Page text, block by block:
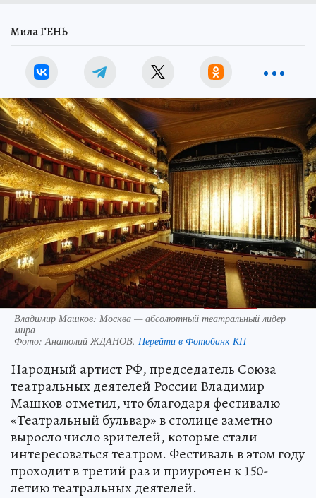
Мила ГЕНЬ
Владимир Машков: Москва — абсолютный театральный лидер
мира
Фото: Анатолий ЖДАНОВ. Перейти в Фотобанк КП
Народный артист РФ, председатель Союза
театральных деятелей России Владимир
Машков отметил, что благодаря фестивалю
«Театральный бульвар» в столице заметно
выросло число зрителей, которые стали
интересоваться театром. Фестиваль в этом году
проходит в третий раз и приурочен к 150-
летию театральных деятелей.